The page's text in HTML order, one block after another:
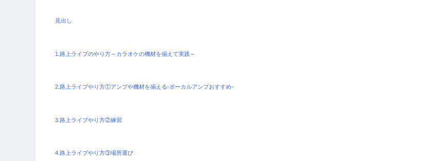
見出し
1.路上ライブのやり方～カラオケの機材を揃えて実践～
2.路上ライブやり方①アンプや機材を揃える-ボーカルアンプおすすめ-
3.路上ライブやり方②練習
4.路上ライブやり方③場所選び